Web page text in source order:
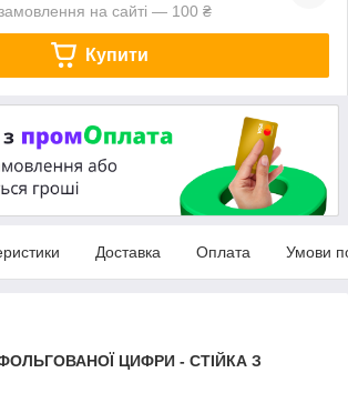
на сайті — 100 ₴
Купити
Доставка Оплата Умови
ЦИФРИ - СТІЙКА З